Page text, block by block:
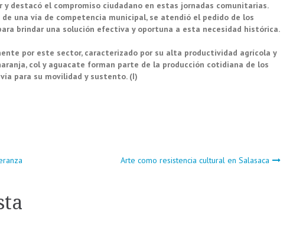
destacó el compromiso ciudadano en estas jornadas comunitarias.
una vía de competencia municipal, se atendió el pedido de los
brindar una solución efectiva y oportuna a esta necesidad histórica.
por este sector, caracterizado por su alta productividad agrícola y
col y aguacate forman parte de la producción cotidiana de los
para su movilidad y sustento. (I)
Arte como resistencia cultural en Salasaca